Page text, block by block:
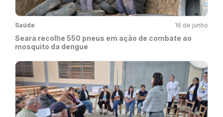
Saúde 16 de junho
Seara recolhe 550 pneus em ação de combate ao
mosquito da dengue